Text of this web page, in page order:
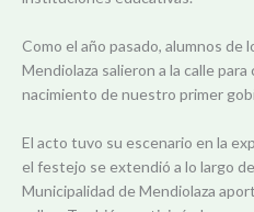
Como el año pasado, alumnos
Mendiolaza salieron a la calle
nacimiento de nuestro primer
El acto tuvo su escenario en la
el festejo se extendió a lo largo
Municipalidad de Mendiolaza